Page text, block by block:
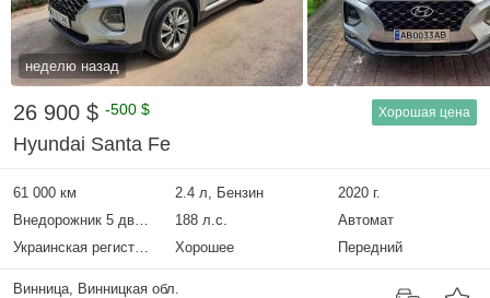
неделю назад
26 900 $ -500 $ Хорошая цена
Hyundai Santa Fe
61 000 км 2.4 л, Бензин
2020 г.
Внедорожник 5 дверей
188 л.с.
Автомат
Украинская регистрация
Хорошее Передний
Винница, Винницкая обл.